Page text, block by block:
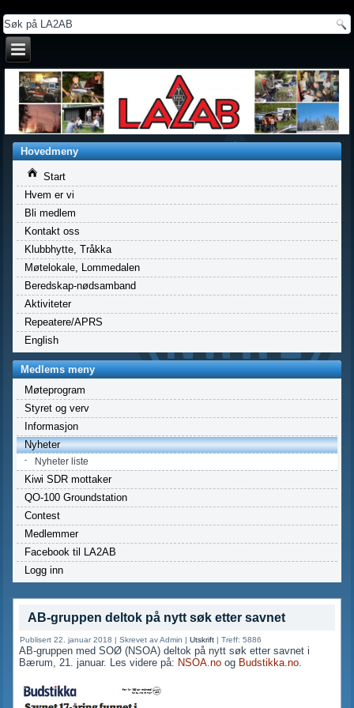
Hovedmeny
Start
Hvem er vi
Bli medlem
Kontakt oss
Klubbhytte, Tråkka
Møtelokale, Lommedalen
Beredskap-nødsamband
Aktiviteter
Repeatere/APRS
English
Medlems meny
Møteprogram
Styret og verv
Informasjon
Nyheter
Nyheter liste
Kiwi SDR mottaker
QO-100 Groundstation
Contest
Medlemmer
Facebook til LA2AB
Logg inn
AB-gruppen deltok på nytt søk etter savnet
Publisert 22. januar 2018 |Skrevet av Admin |Utskrift |Treff: 5886
AB-gruppen med SOØ (NSOA) deltok på nytt søk etter savnet i
Bærum, 21. januar. Les videre på: NSOA.no og Budstikka.no